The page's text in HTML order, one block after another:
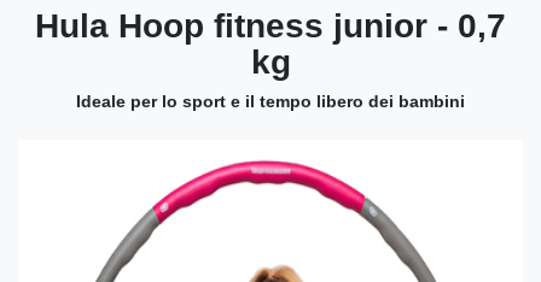
Hula Hoop fitness junior - 0,7
kg
Ideale per lo sport e il tempo libero dei bambini